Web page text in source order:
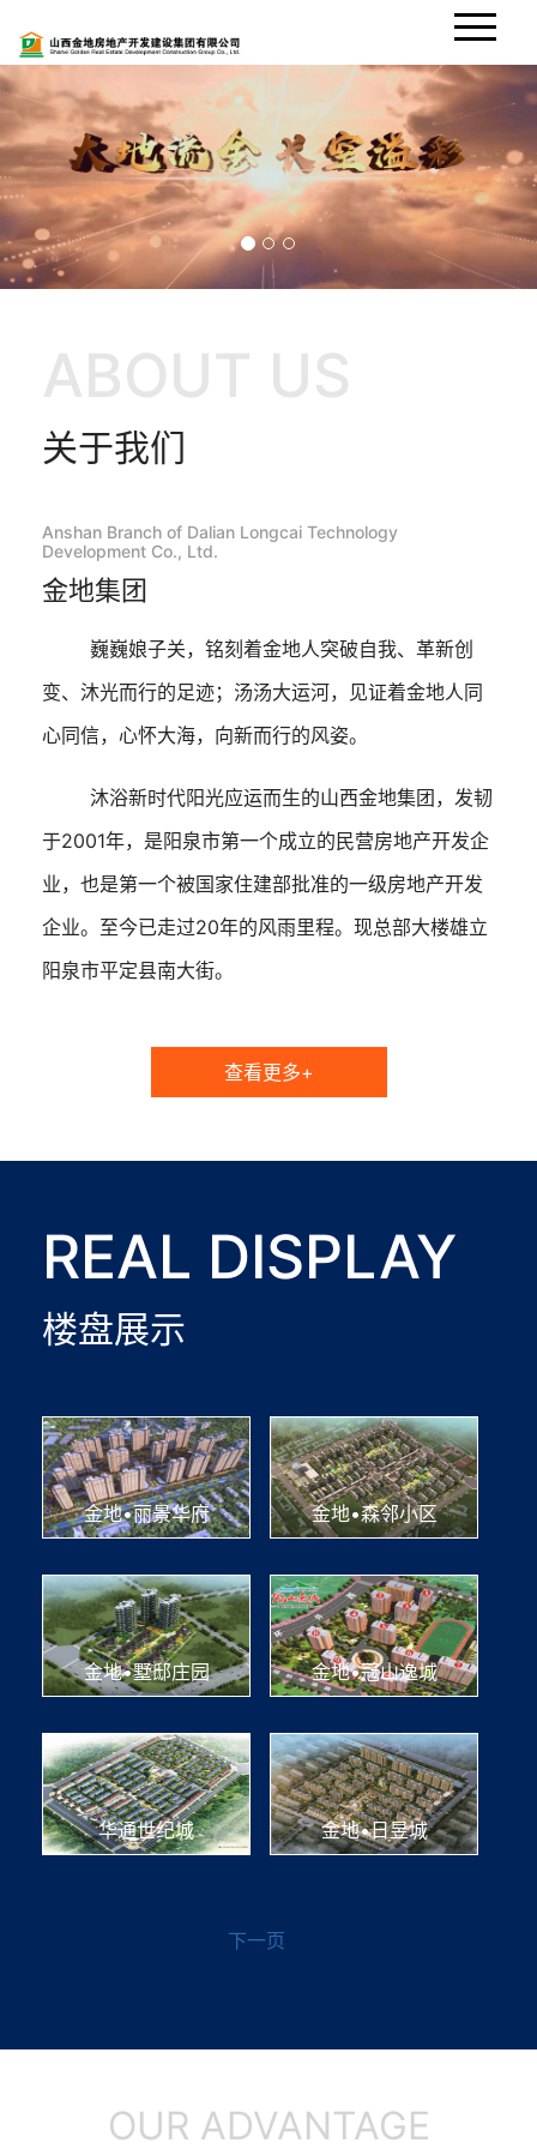
网站首页
集团概况
新闻中心
楼盘展示
集团成员
联系我们
人才招聘
ABOUT US
关于我们
Anshan Branch of Dalian Longcai Technology
Development Co., Ltd.
金地集团
巍巍娘子关，铭刻着金地人突破自我、革新创
变、沐光而行的足迹；汤汤大运河，见证着金地人同
心同信，心怀大海，向新而行的风姿。
沐浴新时代阳光应运而生的山西金地集团，发韧
于2001年，是阳泉市第一个成立的民营房地产开发企
业，也是第一个被国家住建部批准的一级房地产开发
企业。至今已走过20年的风雨里程。现总部大楼雄立
阳泉市平定县南大街。
查看更多+
REAL DISPLAY
楼盘展示
金地•丽景华府 金地•森邻小区
金地•墅邸庄园 金地•冠山逸城
华通世纪城 金地•日昱城
下一页
OUR ADVANTAGE